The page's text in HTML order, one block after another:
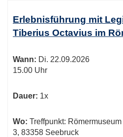
Erlebnisführung mit
Tiberius Octavius im
Wann: Di. 22.09.2026
15.00 Uhr
Dauer: 1x
Wo: Treffpunkt:
3, 83358 Seebruck